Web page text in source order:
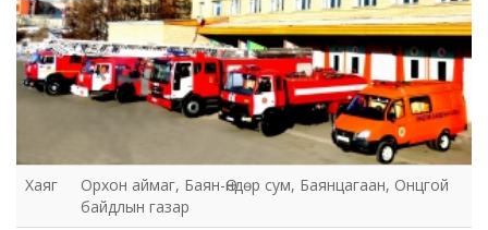
Хаяг
Орхон аймаг, Баян-Өндөр сум, Баянцагаан, Онцгой
байдлын газар